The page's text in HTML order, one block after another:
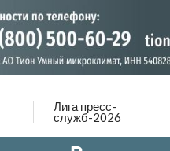
Лига пресс-
служб-2026